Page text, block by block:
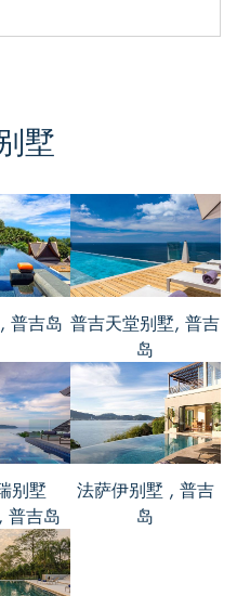
个小型用餐区。我记得
Plearnwan购物中心有
Kangwon Palace宫殿有
方便的～房间也很干
这度假～
评价 Oct 31 2016
while staying here,
and the environment
have relaxation
so hard
墅
普吉岛 普吉天堂别墅, 普吉
岛
别墅
普吉岛
法萨伊别墅 , 普吉
岛